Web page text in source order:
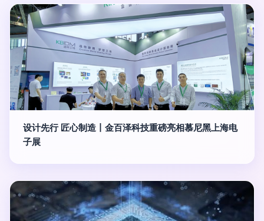
设计先行 匠心制造丨金百泽科技重磅亮相慕尼黑上海电
子展